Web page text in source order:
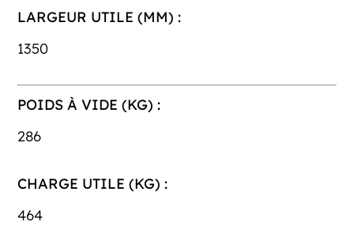
LARGEUR UTILE (MM) :
1350
POIDS À VIDE (KG) :
286
CHARGE UTILE (KG) :
464